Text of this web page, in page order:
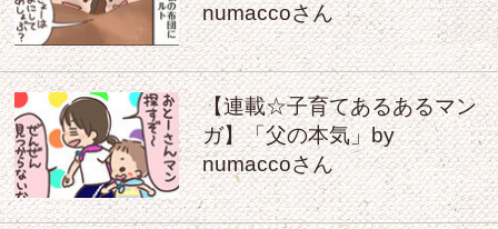
numaccoさん
【連載☆子育てあるあるマン
ガ】「父の本気」by
numaccoさん